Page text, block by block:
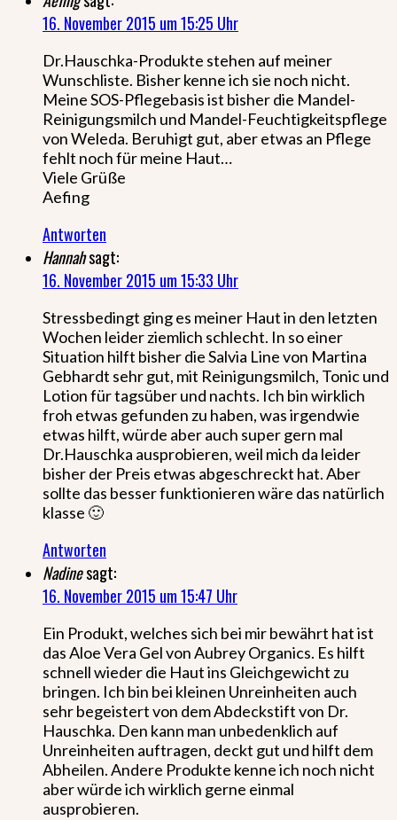
16. November 2015 um 15:25 Uhr
Dr.Hauschka-Produkte stehen auf meiner
Wunschliste. Bisher kenne ich sie noch nicht.
Meine SOS-Pflegebasis ist bisher die Mandel-
Reinigungsmilch und Mandel-Feuchtigkeitspflege
von Weleda. Beruhigt gut, aber etwas an Pflege
fehlt noch für meine Haut…
Viele Grüße
Aefing
Antworten
Hannahsagt:
16. November 2015 um 15:33 Uhr
Stressbedingt ging es meiner Haut in den letzten
Wochen leider ziemlich schlecht. In so einer
Situation hilft bisher die Salvia Line von Martina
Gebhardt sehr gut, mit Reinigungsmilch, Tonic und
Lotion für tagsüber und nachts. Ich bin wirklich
froh etwas gefunden zu haben, was irgendwie
etwas hilft, würde aber auch super gern mal
Dr.Hauschka ausprobieren, weil mich da leider
bisher der Preis etwas abgeschreckt hat. Aber
sollte das besser funktionieren wäre das natürlich
klasse 🙂
Antworten
Nadinesagt:
16. November 2015 um 15:47 Uhr
Ein Produkt, welches sich bei mir bewährt hat ist
das Aloe Vera Gel von Aubrey Organics. Es hilft
schnell wieder die Haut ins Gleichgewicht zu
bringen. Ich bin bei kleinen Unreinheiten auch
sehr begeistert von dem Abdeckstift von Dr.
Hauschka. Den kann man unbedenklich auf
Unreinheiten auftragen, deckt gut und hilft dem
Abheilen. Andere Produkte kenne ich noch nicht
aber würde ich wirklich gerne einmal
ausprobieren.